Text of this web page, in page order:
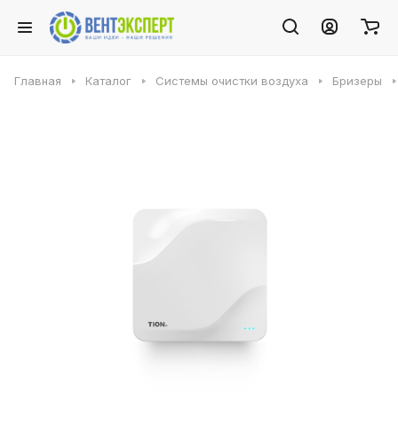
Главная Каталог Системы очистки воздуха Бризеры